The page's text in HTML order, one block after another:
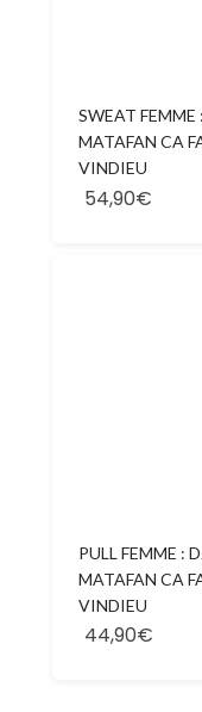
SWEAT FEMME
MATAFAN CA
VINDIEU
54,90€
PULL FEMME :
MATAFAN CA
VINDIEU
44,90€